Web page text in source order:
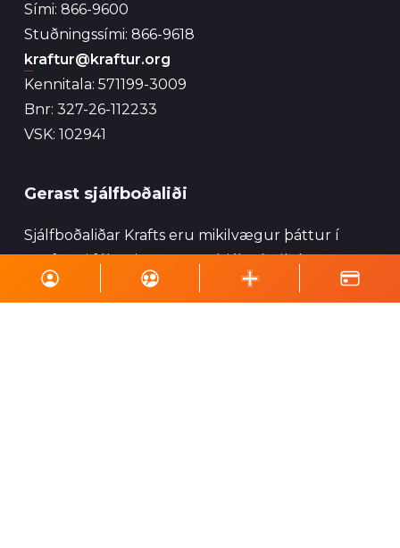
Sími: 866-9600
Stuðningssími: 866-9618
kraftur@kraftur.org
Kennitala: 571199-3009
Bnr: 327-26-112233
VSK: 102941
Gerast sjálfboðaliði
Sjálfboðaliðar Krafts eru mikilvægur þáttur í
starfsemi félagsins og geta hjálpað við ýmsa
viðburði, perlun og annað eins.